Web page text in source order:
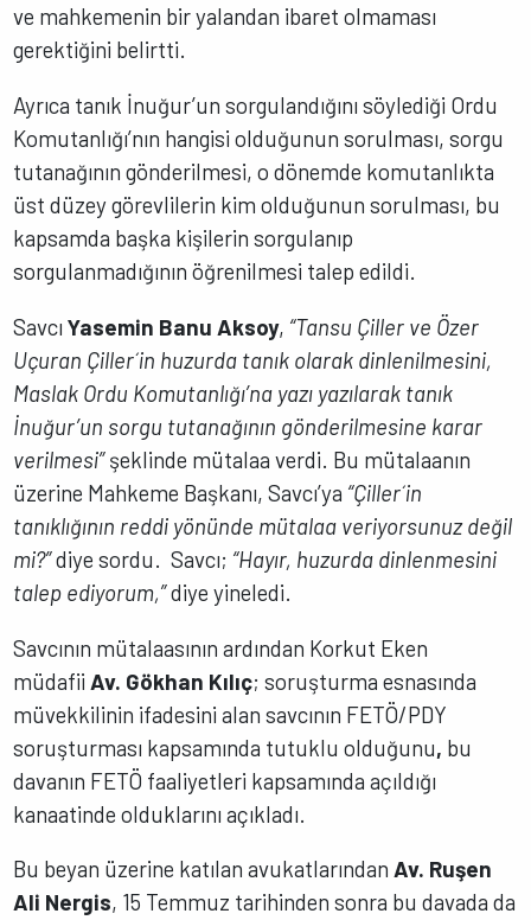
ve mahkemenin bir yalandan ibaret olmaması
gerektiğini belirtti.
Ayrıca tanık İnuğur’un sorgulandığını söylediği Ordu
Komutanlığı’nın hangisi olduğunun sorulması, sorgu
tutanağının gönderilmesi, o dönemde komutanlıkta
üst düzey görevlilerin kim olduğunun sorulması, bu
kapsamda başka kişilerin sorgulanıp
sorgulanmadığının öğrenilmesi talep edildi.
SavcıYasemin Banu Aksoy, “Tansu Çiller ve Özer
Uçuran Çiller´in huzurda tanık olarak dinlenilmesini,
Maslak Ordu Komutanlığı’na yazı yazılarak tanık
İnuğur’un sorgu tutanağının gönderilmesine karar
verilmesi”şeklinde mütalaa verdi. Bu mütalaanın
üzerine Mahkeme Başkanı, Savcı’ya “Çiller´in
tanıklığının reddi yönünde mütalaa veriyorsunuz değil
mi?”diye sordu. Savcı; “Hayır, huzurda dinlenmesini
talep ediyorum,”diye yineledi.
Savcının mütalaasının ardından Korkut Eken
müdafii Av. Gökhan Kılıç; soruşturma esnasında
müvekkilinin ifadesini alan savcının FETÖ/PDY
soruşturması kapsamında tutuklu olduğunu, bu
davanın FETÖ faaliyetleri kapsamında açıldığı
kanaatinde olduklarını açıkladı.
Bu beyan üzerine katılan avukatlarından Av. Ruşen
Ali Nergis, 15 Temmuz tarihinden sonra bu davada da